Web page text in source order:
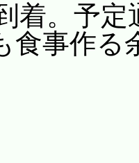
着。予
食事作る